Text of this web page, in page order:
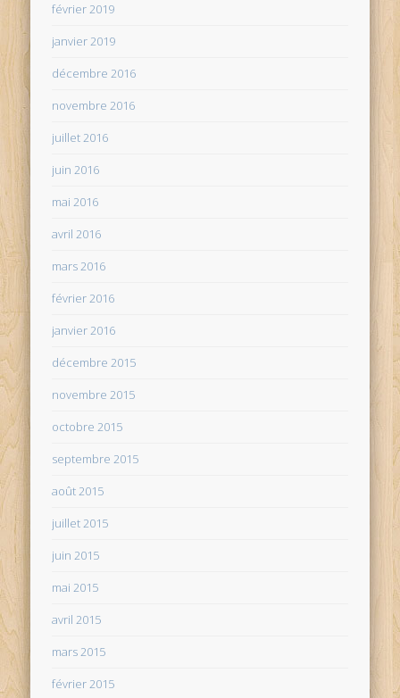
février 2019
janvier 2019
décembre 2016
novembre 2016
juillet 2016
juin 2016
mai 2016
avril 2016
mars 2016
février 2016
janvier 2016
décembre 2015
novembre 2015
octobre 2015
septembre 2015
août 2015
juillet 2015
juin 2015
mai 2015
avril 2015
mars 2015
février 2015